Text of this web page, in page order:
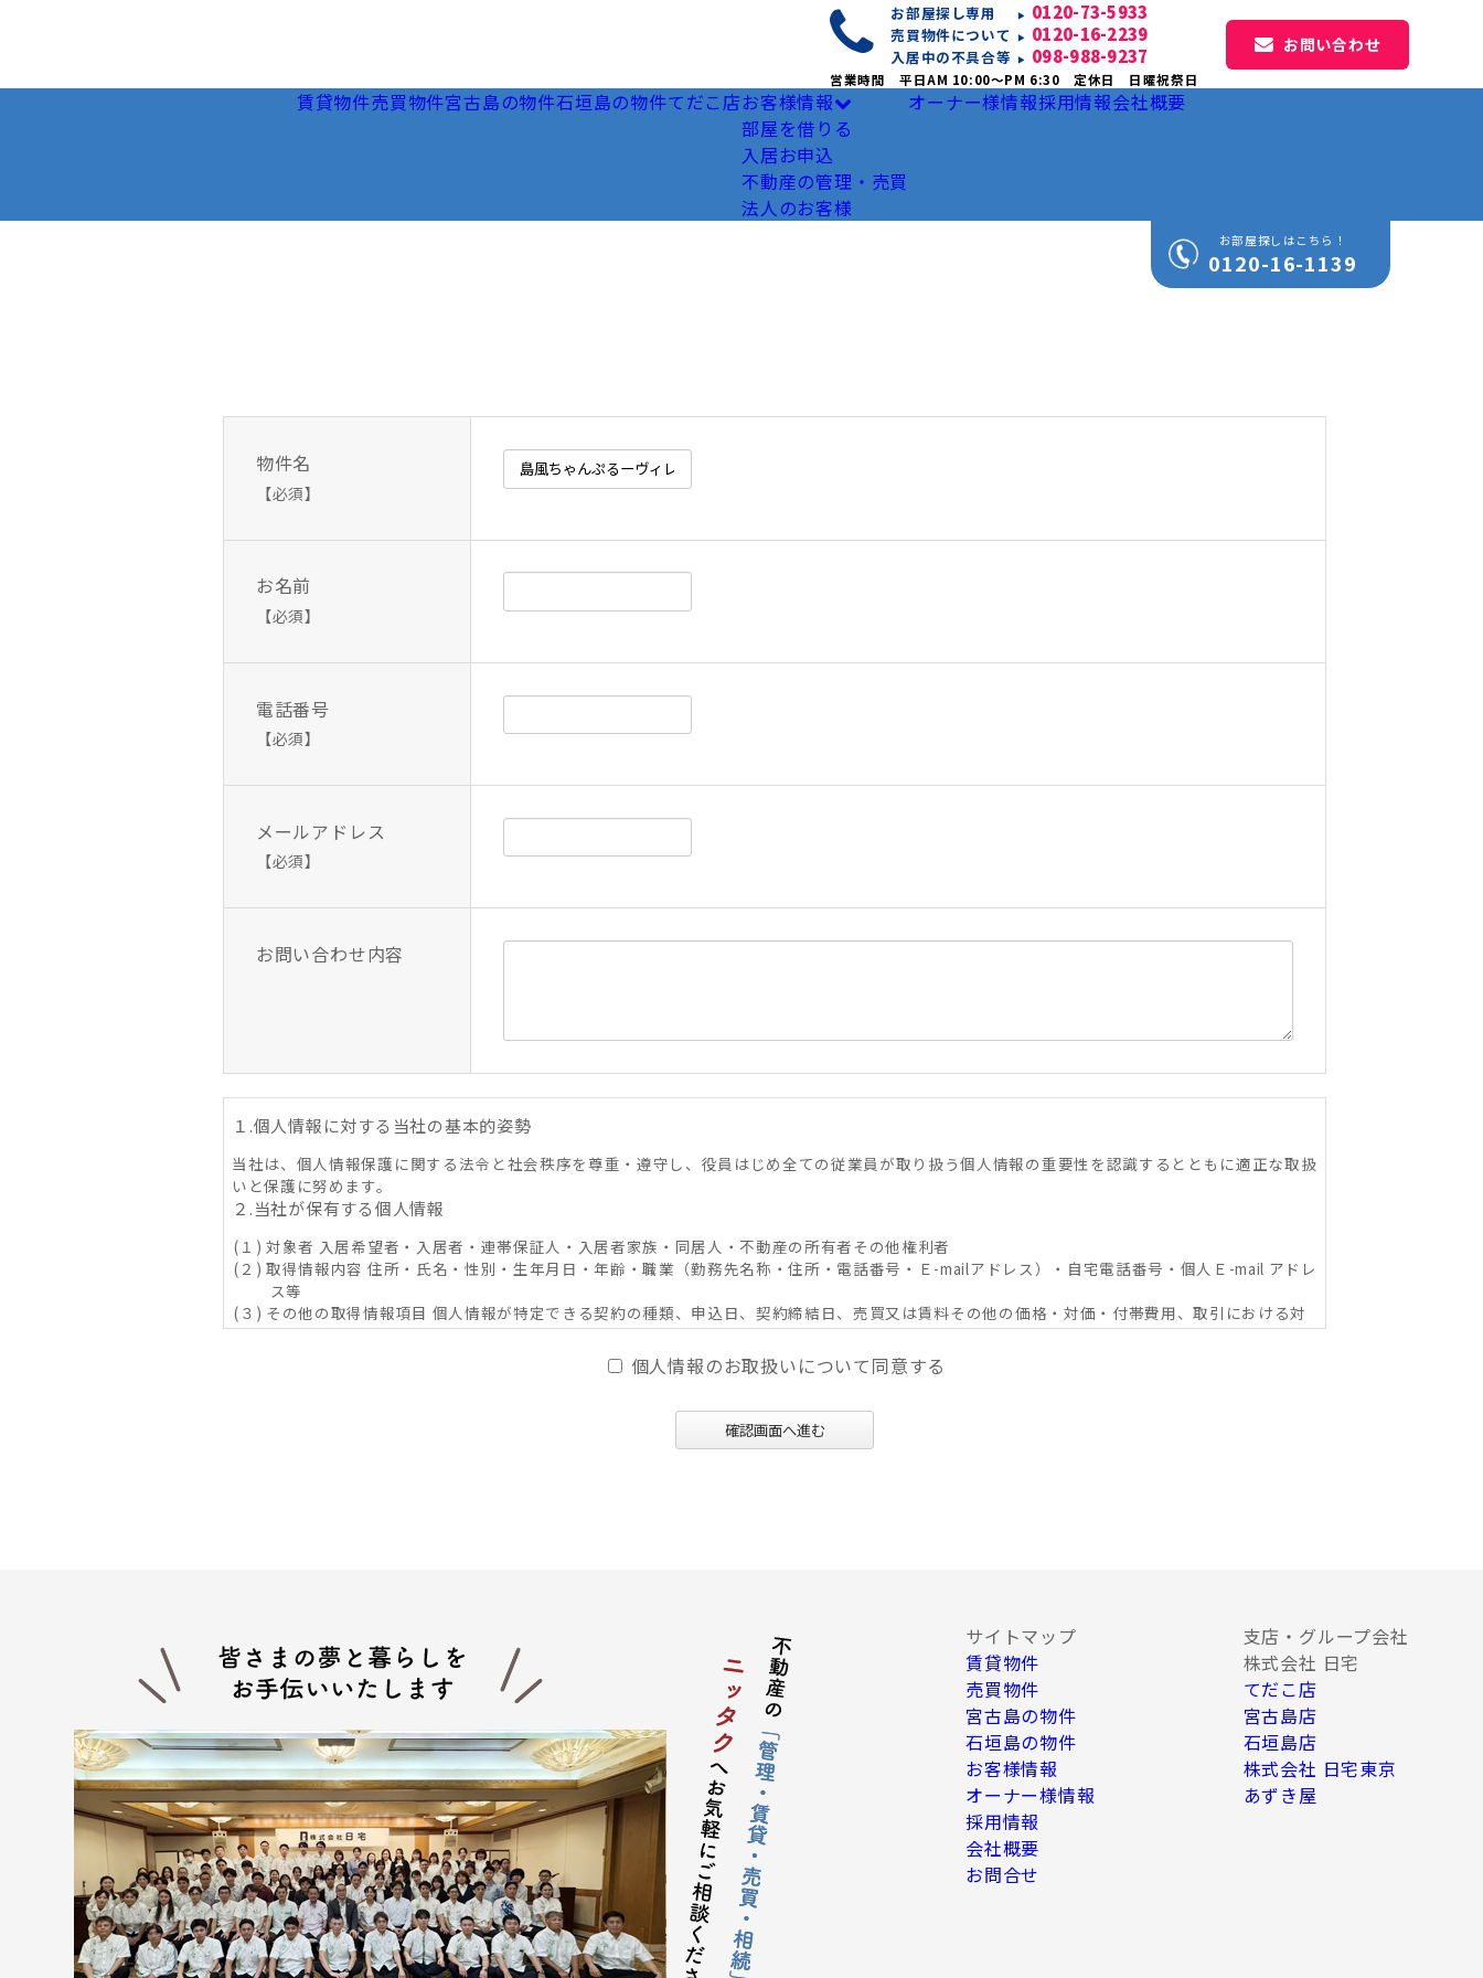
お部屋探し専用 0120-73-5933
売買物件について 0120-16-2239
入居中の不具合等 098-988-9237
営業時間 平日AM 10:00〜PM 6:30 定休日 日曜祝祭日
お問い合わせ
賃貸物件売買物件宮古島の物件石垣島の物件てだこ店お客様情報
部屋を借りる
入居お申込
不動産の管理・売買
法人のお客様
オーナー様情報採用情報会社概要
お部屋探しはこちら！
0120-16-1139
物件名
【必須】
お名前
【必須】
電話番号
【必須】
メールアドレス
【必須】
お問い合わせ内容
１.個人情報に対する当社の基本的姿勢
当社は、個人情報保護に関する法令と社会秩序を尊重・遵守し、役員はじめ全ての従業員が取り扱う個人情報の重要性を認識するとともに適正な取扱
いと保護に努めます。
２.当社が保有する個人情報
(１) 対象者 入居希望者・入居者・連帯保証人・入居者家族・同居人・不動産の所有者その他権利者
(２) 取得情報内容 住所・氏名・性別・生年月日・年齢・職業（勤務先名称・住所・電話番号・Ｅ-mailアドレス）・自宅電話番号・個人Ｅ-mail アドレ
ス等
(３) その他の取得情報項目 個人情報が特定できる契約の種類、申込日、契約締結日、売買又は賃料その他の価格・対価・付帯費用、取引における対
象物件に係る関連情報並びにその他付帯情報
(１) 不動産の賃貸、売買、交換、及びそれらの媒介・代理、紹介、入居申込結果等の連絡、信用情報機関への信用照会、物件の管理等に関する契約
その他取り決め事項の履行に必要な範囲における利用並びに当社及び当社グループ会社（アパマンショップ本部及び加盟企業を含む：以下同
第三者への提供にあたっては、機密保持のために必要な措置を講じます。なお、上記利用目的の達成に必要な範囲内において業務委託先に情報を提供
する場合など、法令に反しない範囲で停止請求をお受けできないことがあります。 お客様の個人情報は、上記利用目的のために以下の者に対して書
面または口頭もしくはその他媒体によるデータで提供します。
(１) お客様から委託を受けた事項についての契約の相手方となる者、その見込者
(２) 賃貸にかかる不動産が売買される場合の不動産仲介業者及び売買後の移管先管理業者
(３) 契約目的にかかる業務に関して当社が委託または提携した業者
(４) 当社グループ会社
(５) 契約目的にかかる損保会社、信販会社、保証会社、公共料金会社、その他住宅関連サービス等を行う企業
(６) 入居希望者の信用照会のための信用情報機関
(７) 入居者が賃料を滞納した場合の滞納金回収連絡会社
(８) 調停、訴訟のための弁護士、司法書士等の専門家
■上記以外にも、次の場合はお客様の個人情報を第三者に対して提供することがあります。
(１) 人の生命、身体又は財産の保護のため必要な場合
(２) 裁判所・税務署・警察署等の官公庁から法令に基づき照会がなされた場合
個人情報のお取扱いについて同意する
確認画面へ進む
サイトマップ
賃貸物件
売買物件
宮古島の物件
石垣島の物件
お客様情報
オーナー様情報
採用情報
会社概要
お問合せ
支店・グループ会社
株式会社 日宅
てだこ店
宮古島店
石垣島店
株式会社 日宅東京
あずき屋